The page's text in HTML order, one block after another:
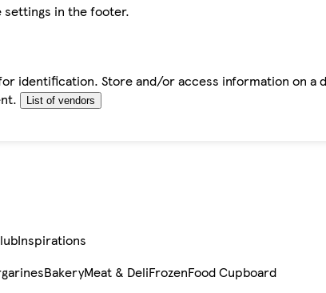
settings in the footer.
identification. Store and/or access information on a
List of vendors
Inspirations
BakeryMeat & DeliFrozenFood Cupboard